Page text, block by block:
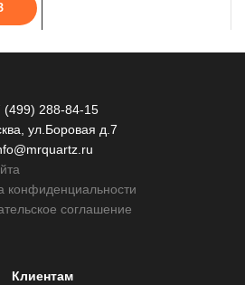
(499) 288-84-15
ул.Боровая д.7
конфиденциальности
соглашение
Клиентам